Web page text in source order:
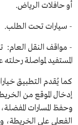
أو حافلات الرياض.
- سيارات تحت الطلب.
- مواقف النقل العام:
المستفيد لمواصلة
كما يُقدم التطبيق
إدخال الموقع من
وحفظ المسارات
الفعلي على